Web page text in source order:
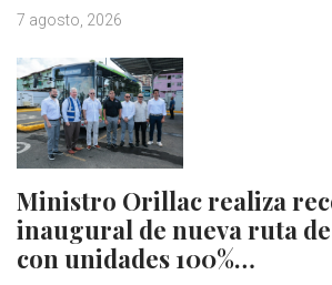
7 agosto, 2026
Ministro Orillac realiza
inaugural de nueva ruta
con unidades 100%…